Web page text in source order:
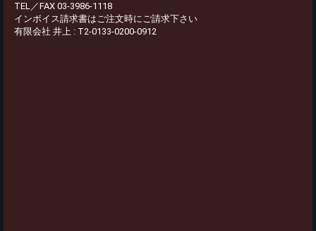
TEL／FAX 03-3986-1118
インボイス請求書はご注文時にご請求下さい
有限会社 井上 : T2-0133-0200-0912